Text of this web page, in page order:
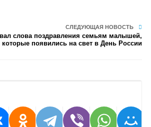
СЛЕДУЮЩАЯ НОВОСТЬ
слова поздравления семьям малышей,
которые появились на свет в День России